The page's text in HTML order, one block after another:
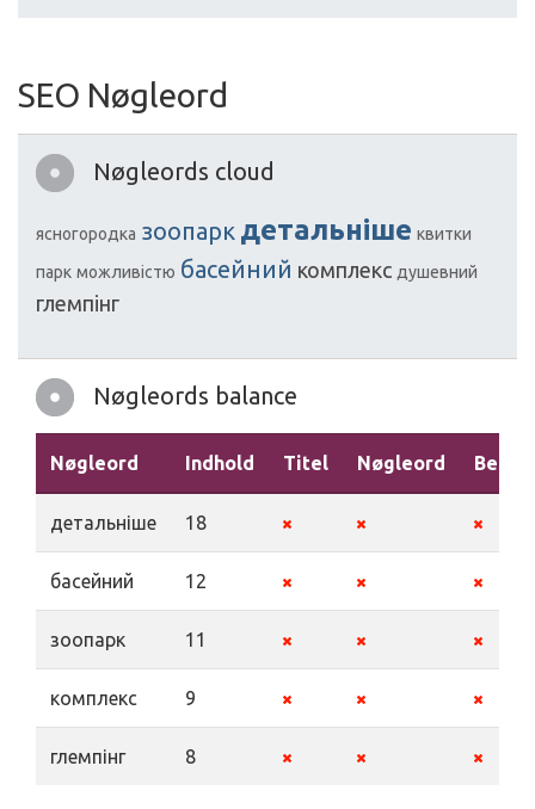
SEO Nøgleord
Nøgleords cloud
ясногородка зоопарк детальніше квитки
парк можливістю басейний комплекс душевний
глемпінг
Nøgleords balance
Nøgleord Indhold Titel Nøgleord
детальніше 18
басейний 12
зоопарк 11
комплекс 9
глемпінг 8